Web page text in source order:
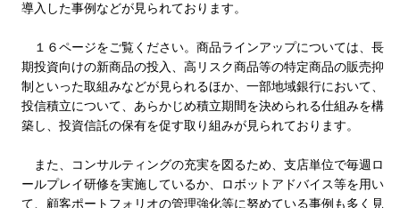
導入した事例などが見られております。
１６ページをご覧ください。商品ラインアップについては、長
期投資向けの新商品の投入、高リスク商品等の特定商品の販売抑
制といった取組みなどが見られるほか、一部地域銀行において、
投信積立について、あらかじめ積立期間を決められる仕組みを構
築し、投資信託の保有を促す取り組みが見られております。
また、コンサルティングの充実を図るため、支店単位で毎週ロ
ールプレイ研修を実施しているか、ロボットアドバイス等を用い
て、顧客ポートフォリオの管理強化等に努めている事例も多く見